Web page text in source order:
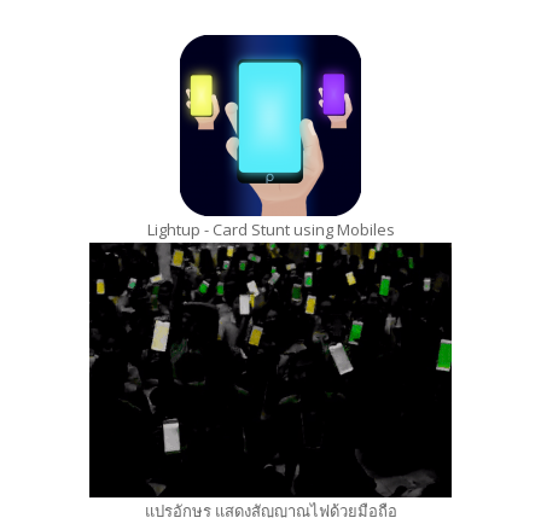
Lightup - Card Stunt using Mobiles
แปรอักษร แสดงสัญญาณไฟด้วยมือถือ